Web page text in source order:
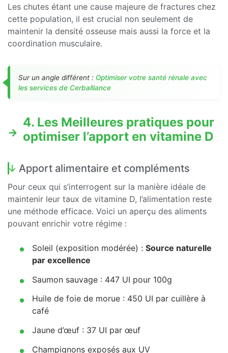
Les chutes étant une cause majeure de fractures chez
cette population, il est crucial non seulement de
maintenir la densité osseuse mais aussi la force et la
coordination musculaire.
Sur un angle différent : Optimiser votre santé rénale avec
les services de Cerballiance
4. Les Meilleures pratiques pour
optimiser l’apport en vitamine D
Apport alimentaire et compléments
Pour ceux qui s’interrogent sur la manière idéale de
maintenir leur taux de vitamine D, l’alimentation reste
une méthode efficace. Voici un aperçu des aliments
pouvant enrichir votre régime :
Soleil (exposition modérée) : Source naturelle
par excellence
Saumon sauvage : 447 UI pour 100g
Huile de foie de morue : 450 UI par cuillère à
café
Jaune d’œuf : 37 UI par œuf
Champignons exposés aux UV